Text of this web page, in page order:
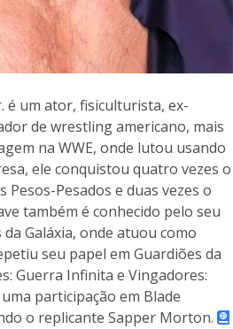
é um ator, fisiculturista, ex-
de wrestling americano, mais
na WWE, onde lutou usando
ele conquistou quatro vezes o
Pesados e duas vezes o
também é conhecido pelo seu
Galáxia, onde atuou como
seu papel em Guardiões da
Guerra Infinita e Vingadores:
participação em Blade
o replicante Sapper Morton.